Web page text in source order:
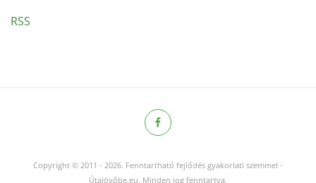
RSS
Copyright © 2011 - 2026. Fenntartható fejlődés gyakorlati szemmel -
Útajövőbe.eu. Minden jog fenntartva.